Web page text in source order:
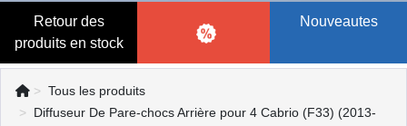
Retour des
produits en stock
Nouveautes
Tous les produits
Diffuseur De Pare-chocs Arrière pour 4 Cabrio (F33) (2013-